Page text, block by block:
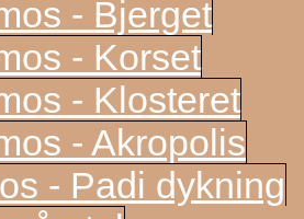
- Bjerget
- Korset
- Klosteret
- Akropolis
- Padi dykning